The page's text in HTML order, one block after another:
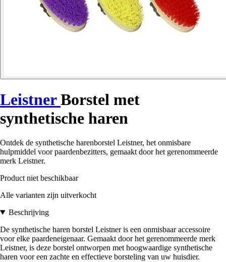
LeistnerBorstel met
synthetische haren
Ontdek de synthetische harenborstel Leistner, het onmisbare
hulpmiddel voor paardenbezitters, gemaakt door het gerenommeerde
merk Leistner.
Product niet beschikbaar
Alle varianten zijn uitverkocht
Beschrijving
De synthetische haren borstel Leistner is een onmisbaar accessoire
voor elke paardeneigenaar. Gemaakt door het gerenommeerde merk
Leistner, is deze borstel ontworpen met hoogwaardige synthetische
haren voor een zachte en effectieve borsteling van uw huisdier.